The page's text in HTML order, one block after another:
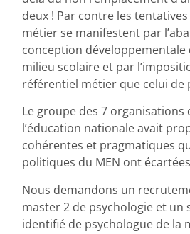
deux ! Par contre les
métier se manifestent par
conception développementale
milieu scolaire et par
référentiel métier que celui de
Le groupe des 7 organisations
l’éducation nationale avait
cohérentes et pragmatiques
politiques du MEN ont
Nous demandons un
master 2 de psychologie et
identifié de psychologue de la